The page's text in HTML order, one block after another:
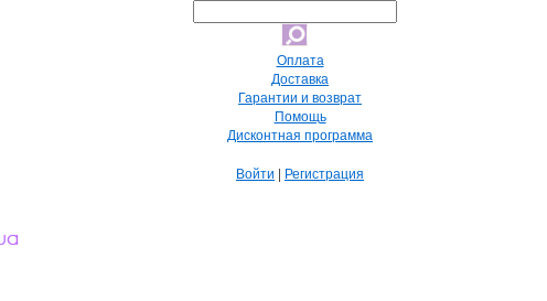
Оплата
Доставка
Гарантии и возврат
Помощь
Дисконтная программа
Войти | Регистрация